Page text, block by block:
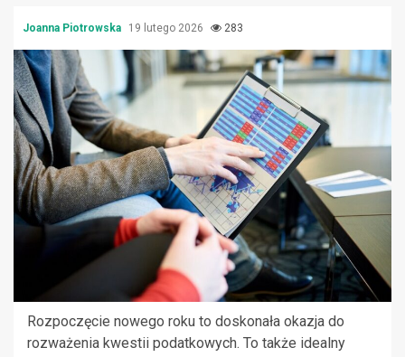
Joanna Piotrowska 19 lutego 2026 283
Rozpoczęcie nowego roku to doskonała okazja do
rozważenia kwestii podatkowych. To także idealny